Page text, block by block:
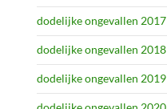
dodelijke ongevallen 2017
dodelijke ongevallen 2018
dodelijke ongevallen 2019